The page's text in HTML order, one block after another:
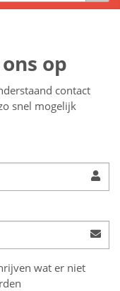
op
contact
snel mogelijk
wat er niet